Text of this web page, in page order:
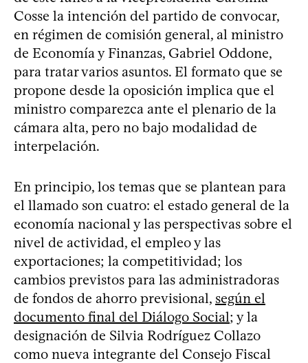
Cosse la intención del partido de convocar,
en régimen de comisión general, al ministro
de Economía y Finanzas, Gabriel Oddone,
para tratar varios asuntos. El formato que se
propone desde la oposición implica que el
ministro comparezca ante el plenario de la
cámara alta, pero no bajo modalidad de
interpelación.
En principio, los temas que se plantean para
el llamado son cuatro: el estado general de la
economía nacional y las perspectivas sobre el
nivel de actividad, el empleo y las
exportaciones; la competitividad; los
cambios previstos para las administradoras
de fondos de ahorro previsional, según el
documento final del Diálogo Social; y la
designación de Silvia Rodríguez Collazo
como nueva integrante del Consejo Fiscal